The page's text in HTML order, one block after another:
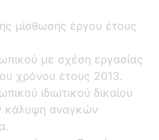
μίσθωσης έργου έτους
με σχέση εργασίας
χρόνου έτους 2013.
ιδιωτικού δικαίου
κάλυψη αναγκών